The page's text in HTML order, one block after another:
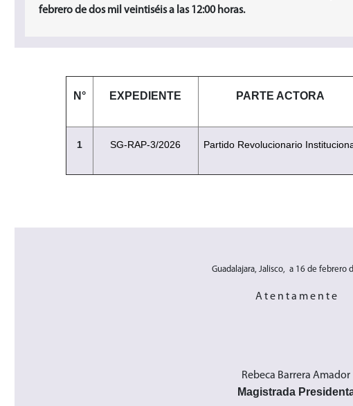
febrero de dos mil veintiséis a las 12:00 horas.
N° EXPEDIENTE PARTE ACTORA
1 SG-RAP-3/2026 Partido Revolucionario
Guadalajara, Jalisco, a 16 de febrero
A t e n t a m e n t e
Rebeca Barrera Amador
Magistrada